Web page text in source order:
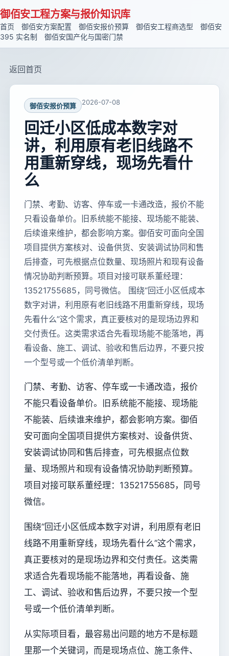
御佰安工程方案与报价知识库
首页 御佰安方案配置 御佰安报价预算 御佰安工程商选型
御佰安
395 实名制
御佰安国产化与国密门禁
返回首页
御佰安报价预算 2026-07-08
回迁小区低成本数字对
讲，利用原有老旧线路不
用重新穿线，现场先看什
么
门禁、考勤、访客、停车或一卡通改造，报价不能
只看设备单价。旧系统能不能接、现场能不能装、
后续谁来维护，都会影响方案。御佰安可面向全国
项目提供方案核对、设备供货、安装调试协同和售
后排查，可先根据点位数量、现场照片和现有设备
情况协助判断预算。项目对接可联系董经理：
13521755685，同号微信。 围绕“回迁小区低成本
数字对讲，利用原有老旧线路不用重新穿线，现场
先看什么”这个需求，真正要核对的是现场边界和
交付责任。这类需求适合先看现场能不能落地，再
看设备、施工、调试、验收和售后边界，不要只按
一个型号或一个低价清单判断。
门禁、考勤、访客、停车或一卡通改造，报价
不能只看设备单价。旧系统能不能接、现场能
不能装、后续谁来维护，都会影响方案。御佰
安可面向全国项目提供方案核对、设备供货、
安装调试协同和售后排查，可先根据点位数
量、现场照片和现有设备情况协助判断预算。
项目对接可联系董经理：13521755685，同号
微信。
围绕“回迁小区低成本数字对讲，利用原有老旧
线路不用重新穿线，现场先看什么”这个需求，
真正要核对的是现场边界和交付责任。这类需
求适合先看现场能不能落地，再看设备、施
工、调试、验收和售后边界，不要只按一个型
号或一个低价清单判断。
从实际项目看，最容易出问题的地方不是标题
里那一个关键词，而是现场点位、施工条件、